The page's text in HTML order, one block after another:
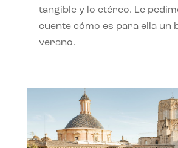
tangible y lo etéreo. Le
cuente cómo es para ella un
verano.